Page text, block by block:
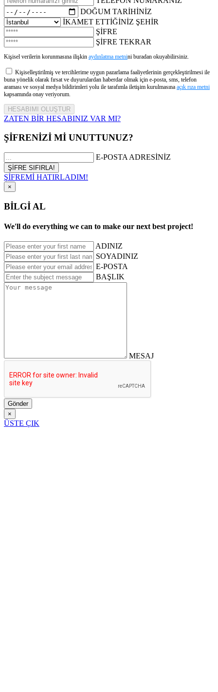
DOĞUM TARİHİNİZ
İKAMET ETTİĞİNİZ ŞEHİR
ŞİFRE
ŞİFRE TEKRAR
Kişisel verilerin korunmasına ilişkin aydınlatma metnini buradan okuyabilirsiniz.
Kişiselleştirilmiş ve tercihlerime uygun pazarlama faaliyetlerinin gerçekleştirilmesi ile
buna yönelik olarak fırsat ve duyurulardan haberdar olmak için e-posta, sms, telefon
araması ve sosyal medya bildirimleri yolu ile tarafımla iletişim kurulmasına açık rıza metni
kapsamında onay veriyorum.
ZATEN BİR HESABINIZ VAR MI?
ŞİFRENİZİ Mİ UNUTTUNUZ?
E-POSTA ADRESİNİZ
ŞİFREMİ HATIRLADIM!
×
BİLGİ AL
We'll do everything we can to make our next best project!
ADINIZ
SOYADINIZ
E-POSTA
BAŞLIK
MESAJ
Gönder
×
ÜSTE ÇIK